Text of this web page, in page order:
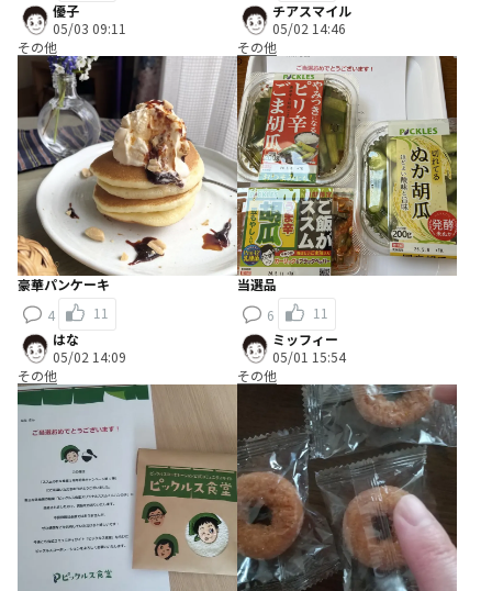
優子
05/03 09:11
その他
豪華パンケーキ
4
11
チアスマイル
05/02 14:46
その他
当選品
6
11
はな
05/02 14:09
その他
ミッフィー
05/01 15:54
その他